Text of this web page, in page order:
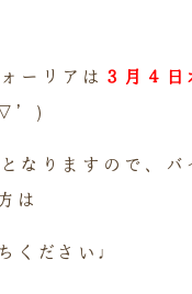
ーリアは ３月４日
なりますので、バ
は
ください♩